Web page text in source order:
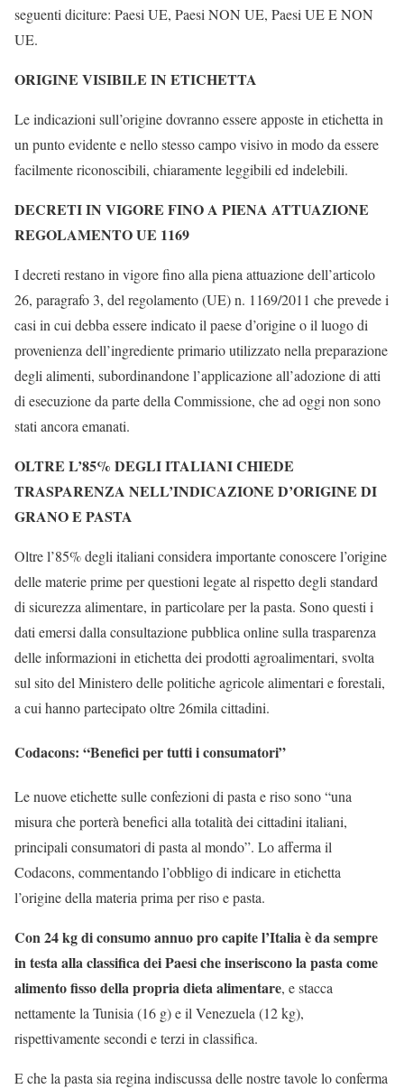
seguenti diciture: Paesi UE, Paesi NON UE, Paesi UE E NON
UE.
ORIGINE VISIBILE IN ETICHETTA
Le indicazioni sull’origine dovranno essere apposte in etichetta in
un punto evidente e nello stesso campo visivo in modo da essere
facilmente riconoscibili, chiaramente leggibili ed indelebili.
DECRETI IN VIGORE FINO A PIENA ATTUAZIONE
REGOLAMENTO UE 1169
I decreti restano in vigore fino alla piena attuazione dell’articolo
26, paragrafo 3, del regolamento (UE) n. 1169/2011 che prevede i
casi in cui debba essere indicato il paese d’origine o il luogo di
provenienza dell’ingrediente primario utilizzato nella preparazione
degli alimenti, subordinandone l’applicazione all’adozione di atti
di esecuzione da parte della Commissione, che ad oggi non sono
stati ancora emanati.
OLTRE L’85% DEGLI ITALIANI CHIEDE
TRASPARENZA NELL’INDICAZIONE D’ORIGINE DI
GRANO E PASTA
Oltre l’85% degli italiani considera importante conoscere l’origine
delle materie prime per questioni legate al rispetto degli standard
di sicurezza alimentare, in particolare per la pasta. Sono questi i
dati emersi dalla consultazione pubblica online sulla trasparenza
delle informazioni in etichetta dei prodotti agroalimentari, svolta
sul sito del Ministero delle politiche agricole alimentari e forestali,
a cui hanno partecipato oltre 26mila cittadini.
Codacons: “Benefici per tutti i consumatori”
Le nuove etichette sulle confezioni di pasta e riso sono “una
misura che porterà benefici alla totalità dei cittadini italiani,
principali consumatori di pasta al mondo”. Lo afferma il
Codacons, commentando l’obbligo di indicare in etichetta
l’origine della materia prima per riso e pasta.
Con 24 kg di consumo annuo pro capite l’Italia è da sempre
in testa alla classifica dei Paesi che inseriscono la pasta come
alimento fisso della propria dieta alimentare, e stacca
nettamente la Tunisia (16 g) e il Venezuela (12 kg),
rispettivamente secondi e terzi in classifica.
E che la pasta sia regina indiscussa delle nostre tavole lo conferma